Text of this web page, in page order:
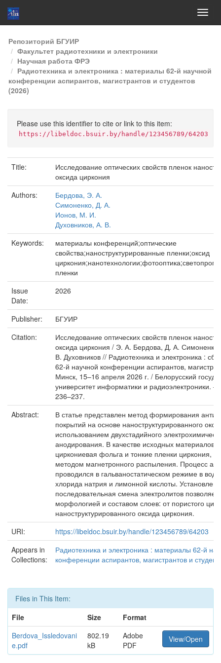
Skip
navigation
Репозиторий БГУИР
Факультет радиотехники и электроники
Научная работа ФРЭ
Радиотехника и электроника : материалы 62-й научной
конференции аспирантов, магистрантов и студентов
(2026)
Please use this identifier to cite or link to this item:
https://libeldoc.bsuir.by/handle/123456789/64203
Title:
Исследование оптических свойств пленок
оксида циркония
Authors:
Бердова, Э. А.
Симоненко, Д. А.
Ионов, М. И.
Духовников, А. В.
Keywords:
материалы конференций;оптические
свойства;наноструктурированные пленки;оксид
пленки
Issue
Date:
2026
Publisher:
БГУИР
Citation:
Исследование оптических свойств пленок
оксида циркония / Э. А. Бердова, Д. А.
В. Духовников // Радиотехника и электроника :
62-й научной конференции аспирантов,
Минск, 15–16 апреля 2026 г. / Белорусский
университет информатики и радиоэлектроники.
236–237.
Abstract:
В статье представлен метод формирования
покрытий на основе наноструктурированного
использованием двухстадийного
анодирования. В качестве исходных материалов
циркониевая фольга и тонкие пленки циркония,
методом магнетронного распыления. Процесс
проводился в гальваностатическом режиме в
хлорида натрия и лимонной кислоты.
последовательная смена электролитов позволяет
морфологией и составом слоев: от пористого
наноструктурированного оксида циркония.
URI:
https://libeldoc.bsuir.by/handle/123456789/64203
Appears in
Collections:
Радиотехника и электроника : материалы 62-й
конференции аспирантов, магистрантов и
Files in This Item:
File
Size
Format
Berdova_Issledovani
e.pdf
802.19
kB
Adobe
PDF
View/Open